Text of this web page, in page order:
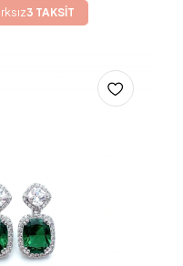
3 TAKSİT